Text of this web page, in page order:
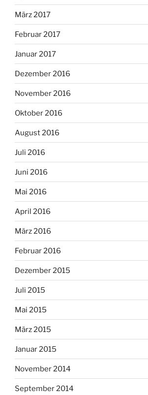
März 2017
Februar 2017
Januar 2017
Dezember 2016
November 2016
Oktober 2016
August 2016
Juli 2016
Juni 2016
Mai 2016
April 2016
März 2016
Februar 2016
Dezember 2015
Juli 2015
Mai 2015
März 2015
Januar 2015
November 2014
September 2014